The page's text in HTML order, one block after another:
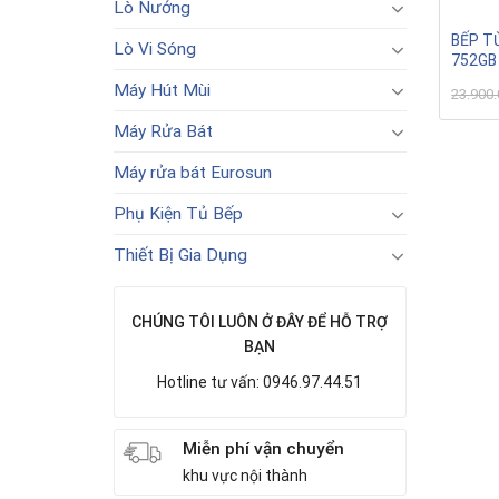
Lò Nướng
Lò Vi Sóng
Máy Hút Mùi
Máy Rửa Bát
Máy rửa bát Eurosun
Phụ Kiện Tủ Bếp
Thiết Bị Gia Dụng
CHÚNG TÔI LUÔN Ở ĐÂY ĐỂ HỖ TRỢ
BẠN
Hotline tư vấn: 0946.97.44.51
Miễn phí vận chuyển
khu vực nội thành
BẾP
752GB